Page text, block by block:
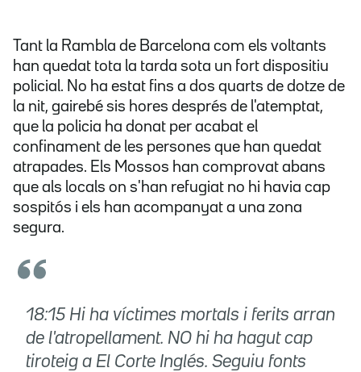
Tant la Rambla de Barcelona com els voltants
han quedat tota la tarda sota un fort dispositiu
policial. No ha estat fins a dos quarts de dotze de
la nit, gairebé sis hores després de l'atemptat,
que la policia ha donat per acabat el
confinament de les persones que han quedat
atrapades. Els Mossos han comprovat abans
que als locals on s'han refugiat no hi havia cap
sospitós i els han acompanyat a una zona
segura.
18:15 Hi ha víctimes mortals i ferits arran
de l'atropellament. NO hi ha hagut cap
tiroteig a El Corte Inglés. Seguiu fonts